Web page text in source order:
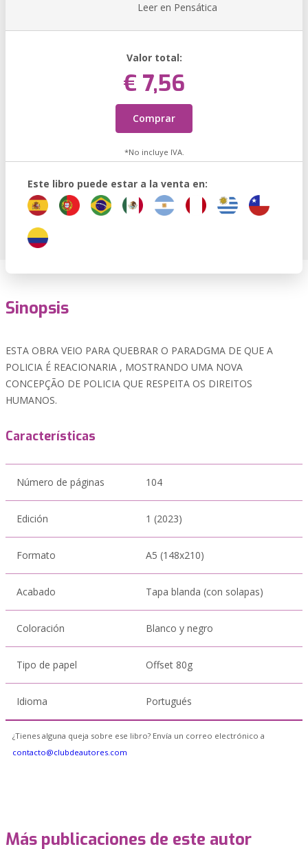
Leer en Pensática
Valor total:
€ 7,56
Comprar
*No incluye IVA.
Este libro puede estar a la venta en:
Sinopsis
ESTA OBRA VEIO PARA QUEBRAR O PARADGMA DE QUE A
POLICIA É REACIONARIA , MOSTRANDO UMA NOVA
CONCEPÇÃO DE POLICIA QUE RESPEITA OS DIREITOS
HUMANOS.
Características
Número de páginas 104
Edición 1 (2023)
Formato A5 (148x210)
Acabado Tapa blanda (con solapas)
Coloración Blanco y negro
Tipo de papel Offset 80g
Idioma Portugués
¿Tienes alguna queja sobre ese libro? Envía un correo electrónico a
contacto@clubdeautores.com
Más publicaciones de este autor